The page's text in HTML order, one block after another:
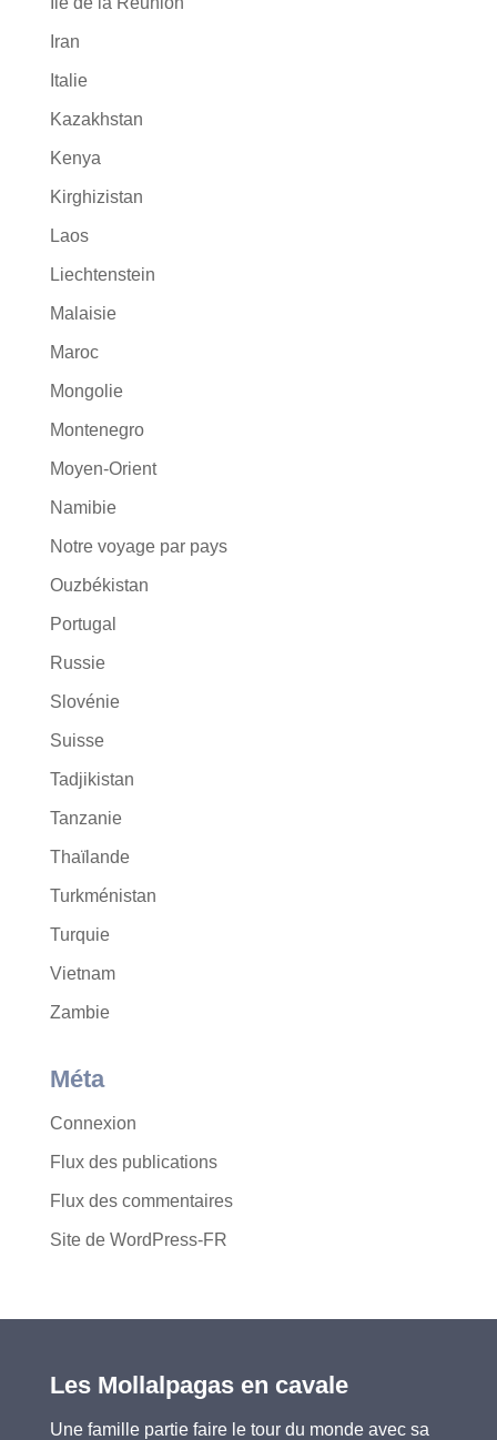
Iran
Italie
Kazakhstan
Kenya
Kirghizistan
Laos
Liechtenstein
Malaisie
Maroc
Mongolie
Montenegro
Moyen-Orient
Namibie
Notre voyage par pays
Ouzbékistan
Portugal
Russie
Slovénie
Suisse
Tadjikistan
Tanzanie
Thaïlande
Turkménistan
Turquie
Vietnam
Zambie
Méta
Connexion
Flux des publications
Flux des commentaires
Site de WordPress-FR
Les Mollalpagas en cavale
Une famille partie faire le tour du monde avec sa